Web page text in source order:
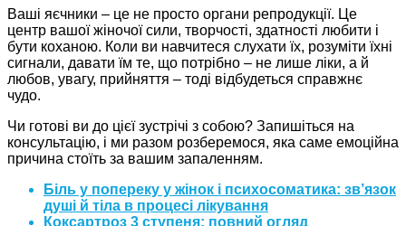
Ваші яєчники – це не просто органи репродукції. Це
центр вашої жіночої сили, творчості, здатності любити і
бути коханою. Коли ви навчитеся слухати їх, розуміти їхні
сигнали, давати їм те, що потрібно – не лише ліки, а й
любов, увагу, прийняття – тоді відбудеться справжнє
чудо.
Чи готові ви до цієї зустрічі з собою? Запишіться на
консультацію, і ми разом розберемося, яка саме емоційна
причина стоїть за вашим запаленням.
Біль у попереку у жінок і психосоматика: зв’язок
душі й тіла в процесі лікування
Коксартроз 3 ступеня: повний огляд